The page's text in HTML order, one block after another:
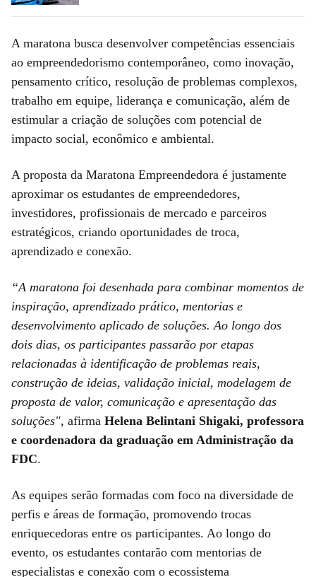
A maratona busca desenvolver competências essenciais
ao empreendedorismo contemporâneo, como inovação,
pensamento crítico, resolução de problemas complexos,
trabalho em equipe, liderança e comunicação, além de
estimular a criação de soluções com potencial de
impacto social, econômico e ambiental.
A proposta da Maratona Empreendedora é justamente
aproximar os estudantes de empreendedores,
investidores, profissionais de mercado e parceiros
estratégicos, criando oportunidades de troca,
aprendizado e conexão.
“A maratona foi desenhada para combinar momentos de
inspiração, aprendizado prático, mentorias e
desenvolvimento aplicado de soluções. Ao longo dos
dois dias, os participantes passarão por etapas
relacionadas à identificação de problemas reais,
construção de ideias, validação inicial, modelagem de
proposta de valor, comunicação e apresentação das
soluções", afirma Helena Belintani Shigaki, professora
e coordenadora da graduação em Administração da
FDC.
As equipes serão formadas com foco na diversidade de
perfis e áreas de formação, promovendo trocas
enriquecedoras entre os participantes. Ao longo do
evento, os estudantes contarão com mentorias de
especialistas e conexão com o ecossistema